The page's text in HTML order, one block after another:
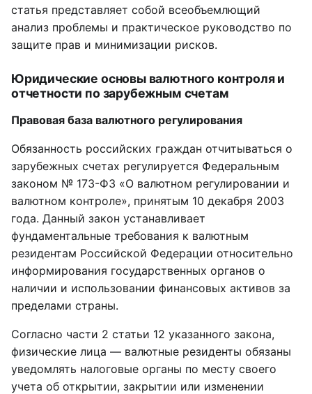
статья представляет собой всеобъемлющий
анализ проблемы и практическое руководство по
защите прав и минимизации рисков.
Юридические основы валютного контроля и
отчетности по зарубежным счетам
Правовая база валютного регулирования
Обязанность российских граждан отчитываться о
зарубежных счетах регулируется Федеральным
законом № 173-ФЗ «О валютном регулировании и
валютном контроле», принятым 10 декабря 2003
года. Данный закон устанавливает
фундаментальные требования к валютным
резидентам Российской Федерации относительно
информирования государственных органов о
наличии и использовании финансовых активов за
пределами страны.
Согласно части 2 статьи 12 указанного закона,
физические лица — валютные резиденты обязаны
уведомлять налоговые органы по месту своего
учета об открытии, закрытии или изменении